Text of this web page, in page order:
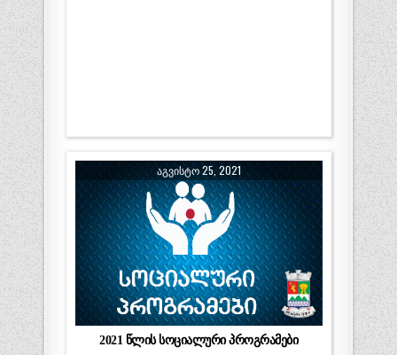
ᲐᲒᲕᲘᲡᲢᲝ 25, 2021
2021 წლის სოციალური პროგრამები